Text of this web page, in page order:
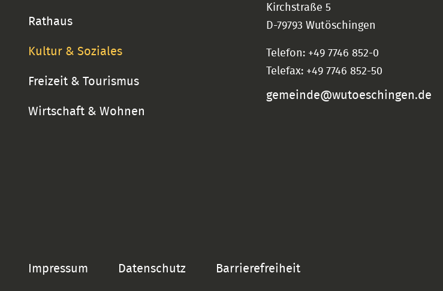
Rathaus
Kultur & Soziales
Freizeit & Tourismus
Wirtschaft & Wohnen
Kirchstraße 5
D-79793 Wutöschingen
Telefon: +49 7746 852-0
Telefax: +49 7746 852-50
gemeinde@wutoeschingen.de
Impressum Datenschutz Barrierefreiheit